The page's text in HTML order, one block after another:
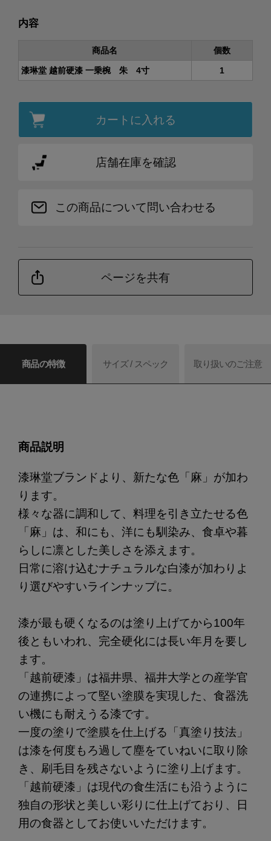
カートに入れる
店舗在庫を確認
内容
商品名 個数
漆琳堂 越前硬漆 一乗椀 朱 4寸 1
この商品について問い合わせる
ページを共有
商品の特徴 サイズ / スペック 取り扱いのご注意
商品説明
漆琳堂ブランドより、新たな色「麻」が加わ
ります。
様々な器に調和して、料理を引き立たせる色
「麻」は、和にも、洋にも馴染み、食卓や暮
らしに凛とした美しさを添えます。
日常に溶け込むナチュラルな白漆が加わりよ
り選びやすいラインナップに。
漆が最も硬くなるのは塗り上げてから100年
後ともいわれ、完全硬化には長い年月を要し
ます。
「越前硬漆」は福井県、福井大学との産学官
の連携によって堅い塗膜を実現した、食器洗
い機にも耐えうる漆です。
一度の塗りで塗膜を仕上げる「真塗り技法」
は漆を何度もろ過して塵をていねいに取り除
き、刷毛目を残さないように塗り上げます。
「越前硬漆」は現代の食生活にも沿うように
独自の形状と美しい彩りに仕上げており、日
用の食器としてお使いいただけます。